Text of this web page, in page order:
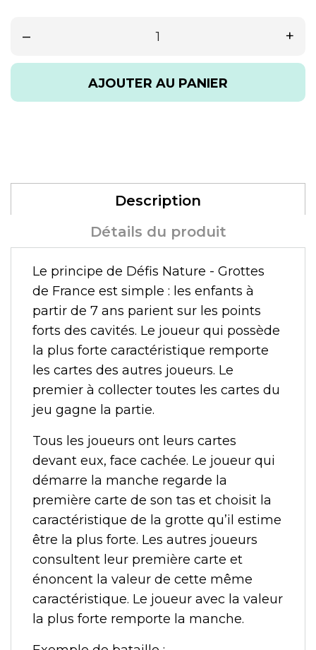
– +
AJOUTER AU PANIER
Description
Détails du produit
Le principe de Défis Nature - Grottes
de France est simple : les enfants à
partir de 7 ans parient sur les points
forts des cavités. Le joueur qui possède
la plus forte caractéristique remporte
les cartes des autres joueurs. Le
premier à collecter toutes les cartes du
jeu gagne la partie.
Tous les joueurs ont leurs cartes
devant eux, face cachée. Le joueur qui
démarre la manche regarde la
première carte de son tas et choisit la
caractéristique de la grotte qu’il estime
être la plus forte. Les autres joueurs
consultent leur première carte et
énoncent la valeur de cette même
caractéristique. Le joueur avec la valeur
la plus forte remporte la manche.